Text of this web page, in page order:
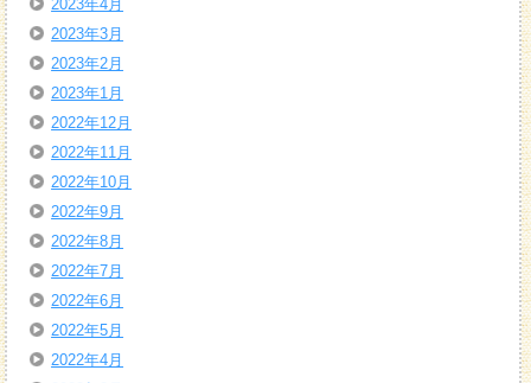
2023年4月
2023年3月
2023年2月
2023年1月
2022年12月
2022年11月
2022年10月
2022年9月
2022年8月
2022年7月
2022年6月
2022年5月
2022年4月